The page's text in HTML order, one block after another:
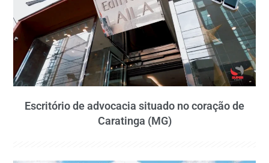
Escritório de advocacia situado no coração de
Caratinga (MG)